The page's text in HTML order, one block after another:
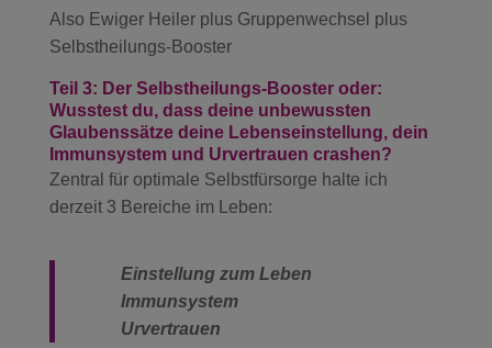
Also Ewiger Heiler plus Gruppenwechsel plus
Selbstheilungs-Booster
Teil 3: Der Selbstheilungs-Booster oder:
Wusstest du, dass deine unbewussten
Glaubenssätze deine Lebenseinstellung, dein
Immunsystem und Urvertrauen crashen?
Zentral für optimale Selbstfürsorge halte ich
derzeit 3 Bereiche im Leben:
Einstellung zum Leben
Immunsystem
Urvertrauen